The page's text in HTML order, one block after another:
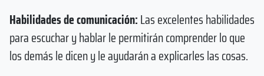
Habilidades de comunicación:Las excelentes habilidades
para escuchar y hablar le permitirán comprender lo que
los demás le dicen y le ayudarán a explicarles las cosas.